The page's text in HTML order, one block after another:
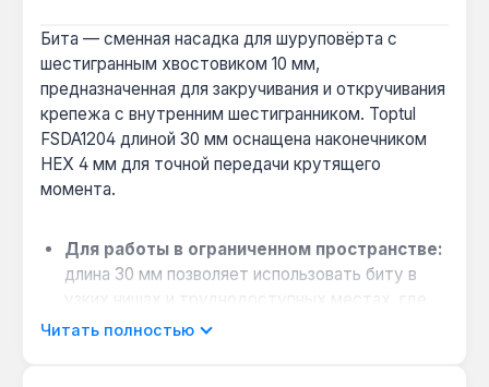
Бита — сменная насадка для шуруповёрта с
шестигранным хвостовиком 10 мм,
предназначенная для закручивания и откручивания
крепежа с внутренним шестигранником. Toptul
FSDA1204 длиной 30 мм оснащена наконечником
HEX 4 мм для точной передачи крутящего
момента.
Для работы в ограниченном пространстве:
длина 30 мм позволяет использовать биту в
узких нишах и труднодоступных местах, где
длинные насадки неудобны.
Читать полностью